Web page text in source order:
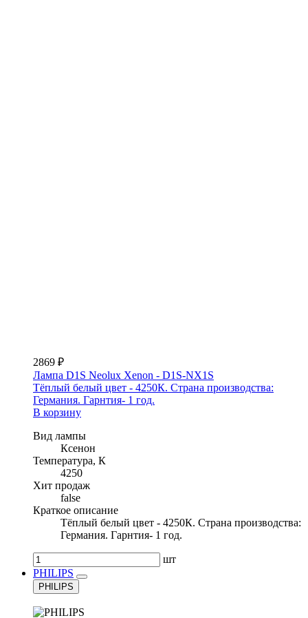
2869 ₽
Лампа D1S Neolux Xenon - D1S-NX1S
Тёплый белый цвет - 4250К. Страна производства:
Германия. Гарнтия- 1 год.
В корзину
Вид лампы
Ксенон
Температура, К
4250
Хит продаж
false
Краткое описание
Тёплый белый цвет - 4250К. Страна производства:
Германия. Гарнтия- 1 год.
шт
PHILIPS
PHILIPS